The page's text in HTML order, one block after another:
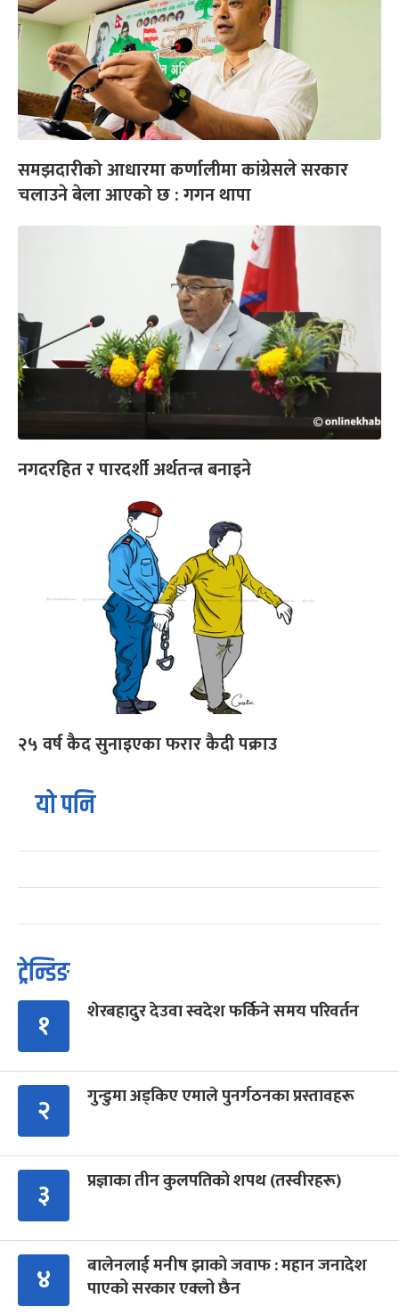
समझदारीको आधारमा कर्णालीमा कांग्रेसले सरकार
चलाउने बेला आएको छ : गगन थापा
नगदरहित र पारदर्शी अर्थतन्त्र बनाइने
२५ वर्ष कैद सुनाइएका फरार कैदी पक्राउ
यो पनि
ट्रेन्डिङ
१ शेरबहादुर देउवा स्वदेश फर्किने समय परिवर्तन
२ गुन्डुमा अड्किए एमाले पुनर्गठनका प्रस्तावहरू
३ प्रज्ञाका तीन कुलपतिको शपथ (तस्वीरहरू)
४
बालेनलाई मनीष झाको जवाफ : महान जनादेश
पाएको सरकार एक्लो छैन